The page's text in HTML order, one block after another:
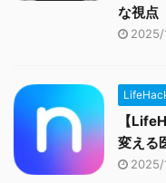
な視点
【
変える
2025/